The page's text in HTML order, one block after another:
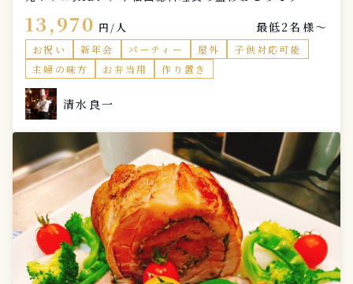
13,970 円/人 最低2名様〜
お祝い 新年会 パーティー 屋外
子供対応可能
主婦の味方
お弁当用 作り置き
清水良一